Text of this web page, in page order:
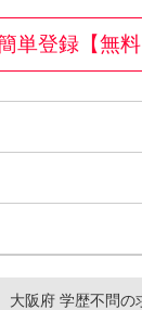
単登録【無料
大阪府 学歴不問の